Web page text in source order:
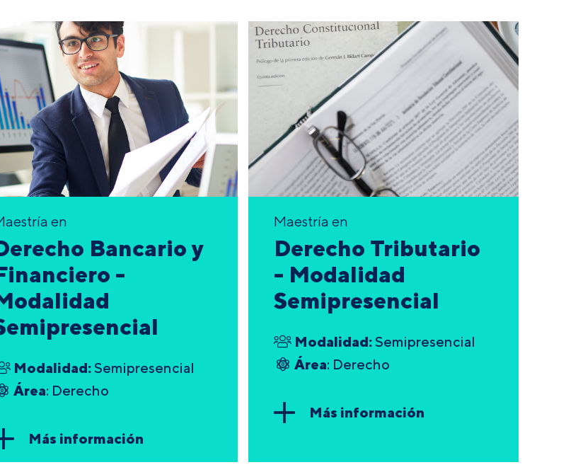
en
Bancario y
-
Modalidad: Semipresencial
Área: Derecho
Más información
Maestría en
Derecho Tributario
- Modalidad
Semipresencial
Modalidad: Semipresencial
Área: Derecho
Más información